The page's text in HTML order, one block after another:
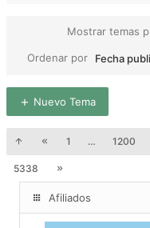
Mostrar temas
Ordenar por
Fecha
Nuevo Tema
1 … 1200
5338
Afiliados